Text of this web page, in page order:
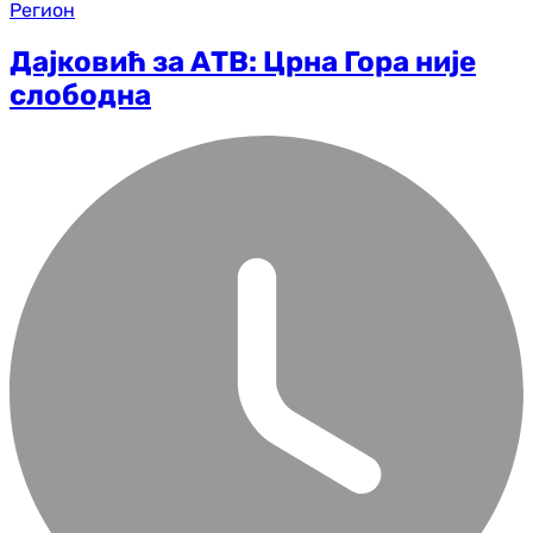
Регион
Дајковић за АТВ: Црна Гора није
слободна